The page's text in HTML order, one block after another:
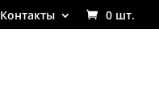
Контакты 0 шт.